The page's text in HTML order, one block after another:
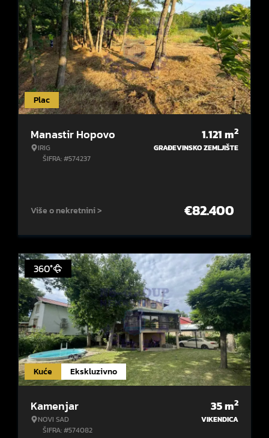
Plac
Manastir Hopovo
IRIG
ŠIFRA: #574237
1.121m2
GRAĐEVINSKO ZEMLJIŠTE
Više o nekretnini > €82.400
Kuće Ekskluzivno
360°
Kamenjar
NOVI SAD
ŠIFRA: #574082
35m2
VIKENDICA